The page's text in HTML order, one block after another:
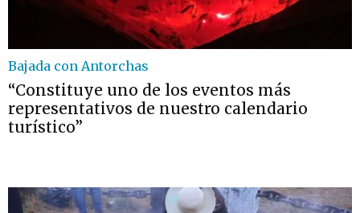
Bajada con Antorchas
“Constituye uno de los eventos más
representativos de nuestro calendario
turístico”